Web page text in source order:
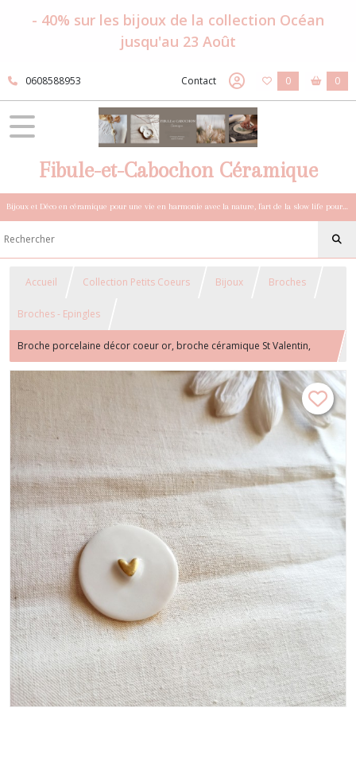
- 40% sur les bijoux de la collection Océan
jusqu'au 23 Août
0608588953 Contact 0 0
Fibule-et-Cabochon Céramique
Bijoux et Déco en céramique pour une vie en harmonie avec la nature, l'art de la slow life pour esprits sensibles et bohèmes.
Accueil Collection Petits Coeurs Bijoux Broches
Broches - Epingles
Broche porcelaine décor coeur or, broche céramique St Valentin,
broche minimaliste